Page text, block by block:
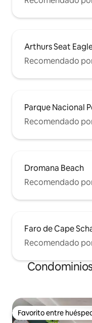
Arthurs Seat
Recomendado
Parque Nacional
Recomendado
Dromana Beach
Recomendado
Faro de Cape
Recomendado
Favorito entre
Favorito entre